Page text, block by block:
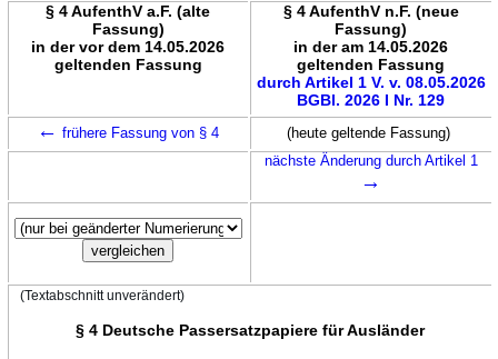
§ 4 AufenthV a.F. (alte
Fassung)
in der vor dem 14.05.2026
geltenden Fassung
§ 4 AufenthV n.F. (neue
Fassung)
in der am 14.05.2026
geltenden Fassung
durch Artikel 1 V. v. 08.05.2026
BGBl. 2026 I Nr. 129
← frühere Fassung von § 4
(heute geltende Fassung)
nächste Änderung durch Artikel 1
→
(Textabschnitt unverändert)
§ 4 Deutsche Passersatzpapiere für Ausländer